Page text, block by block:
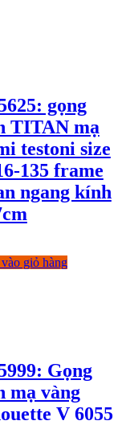
gọng
TITAN mạ
testoni size
135 frame
ngang kính
giỏ hàng
Gọng
mạ vàng
V 6055